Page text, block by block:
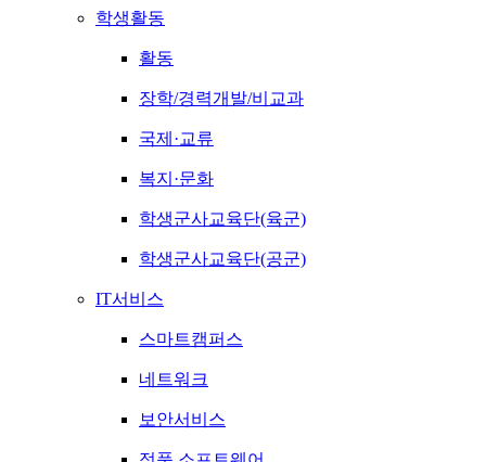
학생활동
활동
장학/경력개발/비교과
국제·교류
복지·문화
학생군사교육단(육군)
학생군사교육단(공군)
IT서비스
스마트캠퍼스
네트워크
보안서비스